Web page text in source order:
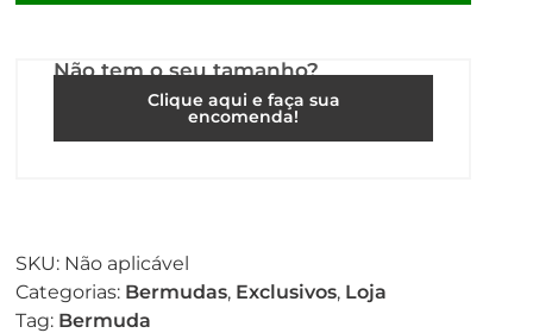
Não tem o seu tamanho?
Clique aqui e faça sua
encomenda!
SKU: Não aplicável
Categorias: Bermudas, Exclusivos, Loja
Tag: Bermuda